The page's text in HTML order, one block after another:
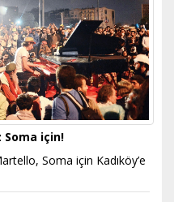
için!
Soma için Kadıköy’e